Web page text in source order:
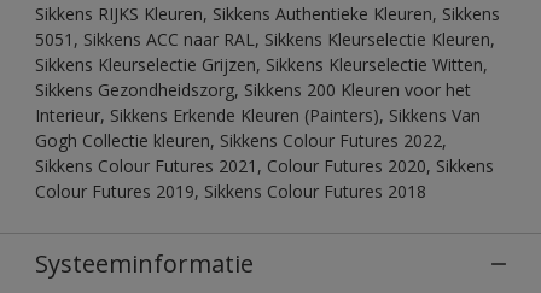
Sikkens RIJKS Kleuren, Sikkens Authentieke Kleuren, Sikkens
5051, Sikkens ACC naar RAL, Sikkens Kleurselectie Kleuren,
Sikkens Kleurselectie Grijzen, Sikkens Kleurselectie Witten,
Sikkens Gezondheidszorg, Sikkens 200 Kleuren voor het
Interieur, Sikkens Erkende Kleuren (Painters), Sikkens Van
Gogh Collectie kleuren, Sikkens Colour Futures 2022,
Sikkens Colour Futures 2021, Colour Futures 2020, Sikkens
Colour Futures 2019, Sikkens Colour Futures 2018
Systeeminformatie